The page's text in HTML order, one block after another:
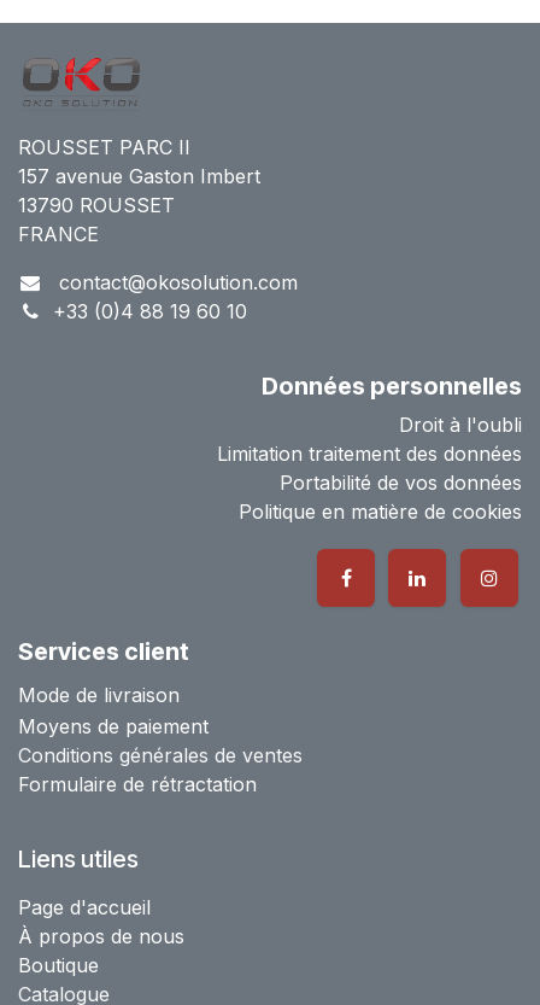
ROUSSET PARC II
157 avenue Gaston Imbert
13790 ROUSSET
FRANCE
contact@okosolution.com
+33 (0)4 88 19 60 10
Données personnelles
Droit à l'oubli
Limitation traitement des données
Portabilité de vos données
Politique en matière de cookies
Services client
Mode de livraison
Moyens de paiement
Conditions générales de ventes
Formulaire de rétractation
Liens utiles
Page d'accueil
À propos de nous
Boutique
Catalogue